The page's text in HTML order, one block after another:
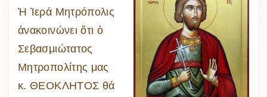
Ἡ Ἱερά Μητρόπολις
ἀνακοινώνει ὅτι ὁ
Σεβασμιώτατος
Μητροπολίτης μας
κ. ΘΕΟΚΛΗΤΟΣ θά